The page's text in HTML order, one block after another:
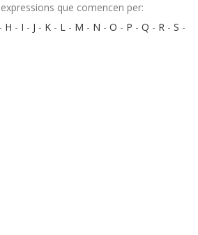
que comencen per:
- H - I - J - K - L - M - N - O - P - Q - R - S -